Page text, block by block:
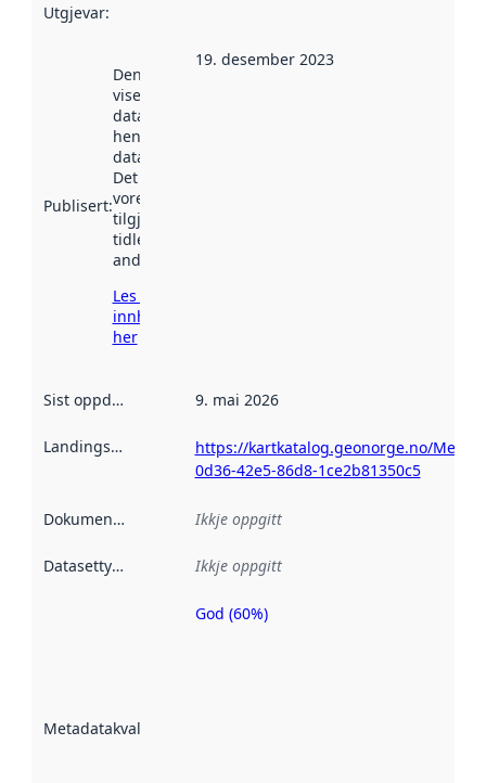
Utgjevar:
Publisert:
Denne datoen
viser når
datasettet vart
henta inn av
data.norge.no.
Det kan ha
vore
tilgjengeleg
tidlegare
andre stader.
Les meir om
innhenting
her
19. desember 2023
Sist oppdatert 9. mai 2026
Landingsside
https://kartkatalog.geonorge.no/
0d36-42e5-86d8-1ce2b81350c5
Dokumentasjon Ikkje oppgitt
Datasettype Ikkje oppgitt
Metadatakvalitet
Metadatakvalitet
God (60%)